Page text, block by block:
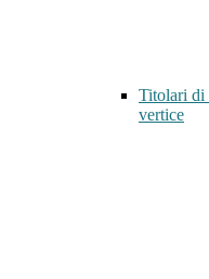
Titolari di
vertice